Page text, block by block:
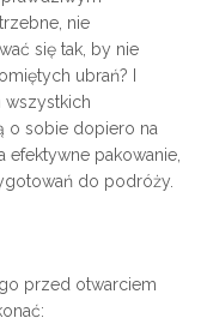
nie
się tak, by nie
ubrań? I
wszystkich
o sobie dopiero na
efektywne pakowanie,
do podróży.
przed otwarciem